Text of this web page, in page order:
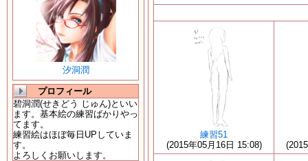
汐洞潤
プロフィール
碧洞潤(せきどう じゅん)といい
ます。基本絵の練習ばかりやっ
てます。
練習絵はほぼ毎日UPしていま
す。
よろしくお願いします。
練習51
(2015年05月16日 15:08)